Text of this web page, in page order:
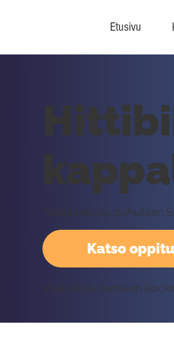
Etusivu
Katso
Tällä klinikalla puhutaan
Vaatii kirjautumisen